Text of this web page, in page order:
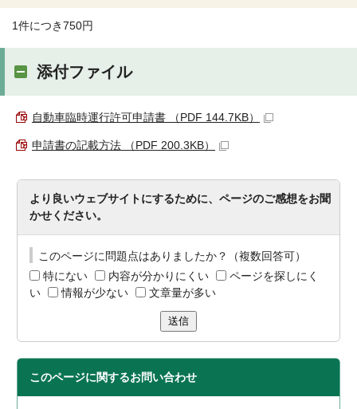
1件につき750円
添付ファイル
自動車臨時運行許可申請書 （PDF 144.7KB）
申請書の記載方法 （PDF 200.3KB）
より良いウェブサイトにするために、ページのご感想をお聞
かせください。
このページに問題点はありましたか？（複数回答可）
特にない
内容が分かりにくい
ページを探しにく
い
情報が少ない 文章量が多い
送信
このページに関するお問い合わせ